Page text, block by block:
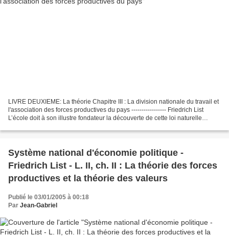
LIVRE DEUXIEME: La théorie Chapitre III : La division nationale du travail et
l'association des forces productives du pays ----------------- Friedrich List
L’école doit à son illustre fondateur la découverte de cette loi naturelle
Système national d'économie politique -
Friedrich List - L. II, ch. II : La théorie des forces
productives et la théorie des valeurs
Publié le 03/01/2005 à 00:18
Par Jean-Gabriel